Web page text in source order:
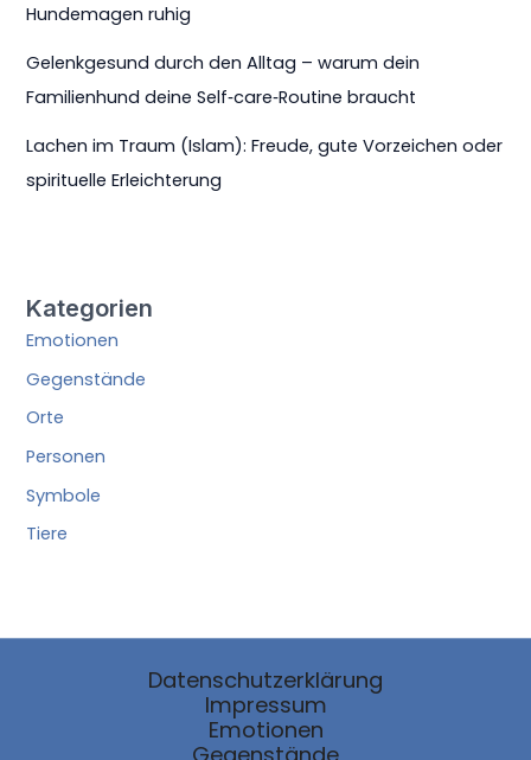
Hundemagen ruhig
Gelenkgesund durch den Alltag – warum dein
Familienhund deine Self‑care‑Routine braucht
Lachen im Traum (Islam): Freude, gute Vorzeichen oder
spirituelle Erleichterung
Kategorien
Emotionen
Gegenstände
Orte
Personen
Symbole
Tiere
Datenschutzerklärung
Impressum
Emotionen